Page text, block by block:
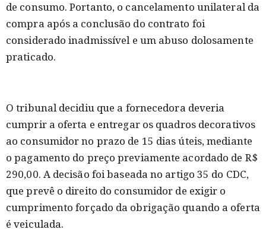
de consumo. Portanto, o cancelamento unilateral da
compra após a conclusão do contrato foi
considerado inadmissível e um abuso dolosamente
praticado.
O tribunal decidiu que a fornecedora deveria
cumprir a oferta e entregar os quadros decorativos
ao consumidor no prazo de 15 dias úteis, mediante
o pagamento do preço previamente acordado de R$
290,00. A decisão foi baseada no artigo 35 do CDC,
que prevê o direito do consumidor de exigir o
cumprimento forçado da obrigação quando a oferta
é veiculada.